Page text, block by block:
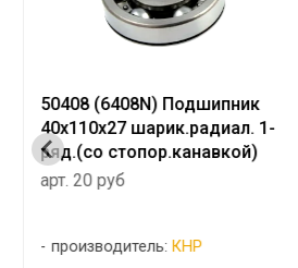
50408 (6408N) Подшипник
40х110х27 шарик.радиал. 1-
ряд.(со стопор.канавкой)
арт. 20 руб
производитель: КНР